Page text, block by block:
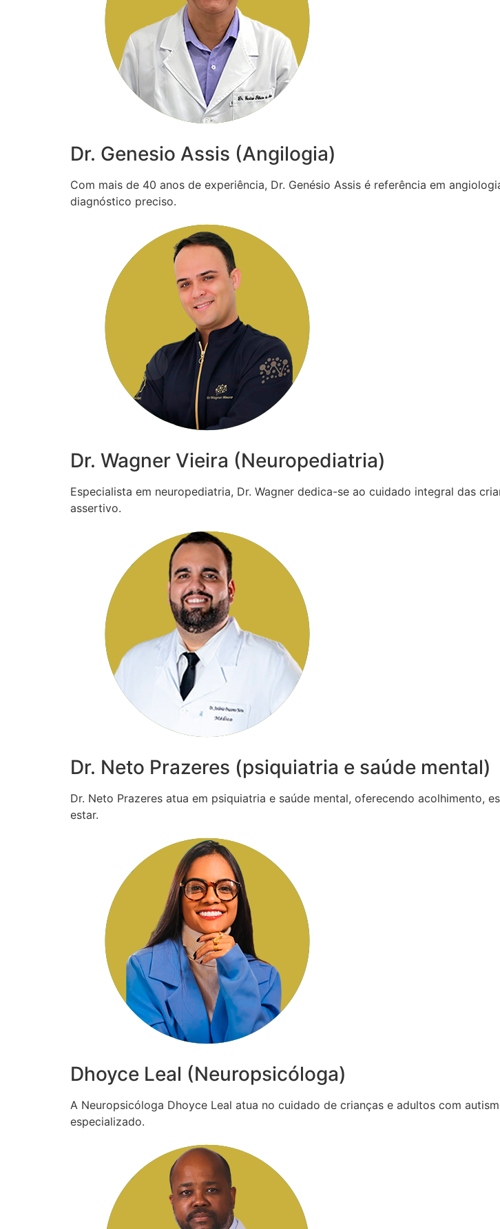
Dr. Genesio Assis (Angilogia)
Com mais de 40 anos de experiência, Dr. Genésio Assis é referência em
diagnóstico preciso.
Dr. Wagner Vieira (Neuropediatria)
Especialista em neuropediatria, Dr. Wagner dedica-se ao cuidado integral das
assertivo.
Dr. Neto Prazeres (psiquiatria e saúde mental)
Dr. Neto Prazeres atua em psiquiatria e saúde mental, oferecendo acolhimento,
estar.
Dhoyce Leal (Neuropsicóloga)
A Neuropsicóloga Dhoyce Leal atua no cuidado de crianças e adultos com
especializado.